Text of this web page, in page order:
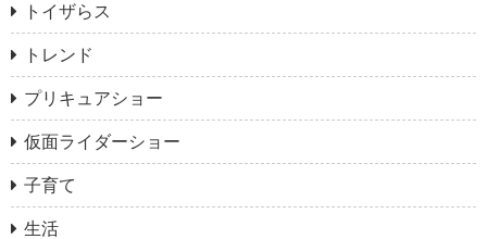
トイザらス
トレンド
プリキュアショー
仮面ライダーショー
子育て
生活